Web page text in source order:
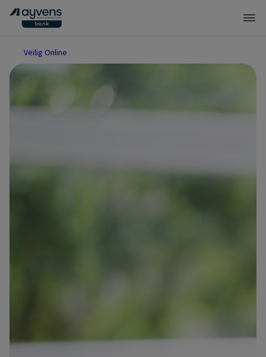
Veilig Online